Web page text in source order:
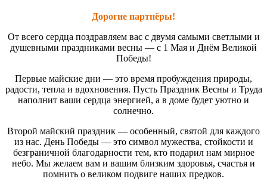
Дорогие партнёры!
От всего сердца поздравляем вас с двумя самыми светлыми и
душевными праздниками весны — с 1 Мая и Днём Великой
Победы!
Первые майские дни — это время пробуждения природы,
радости, тепла и вдохновения. Пусть Праздник Весны и Труда
наполнит ваши сердца энергией, а в доме будет уютно и
солнечно.
Второй майский праздник — особенный, святой для каждого
из нас. День Победы — это символ мужества, стойкости и
безграничной благодарности тем, кто подарил нам мирное
небо. Мы желаем вам и вашим близким здоровья, счастья и
помнить о великом подвиге наших предков.